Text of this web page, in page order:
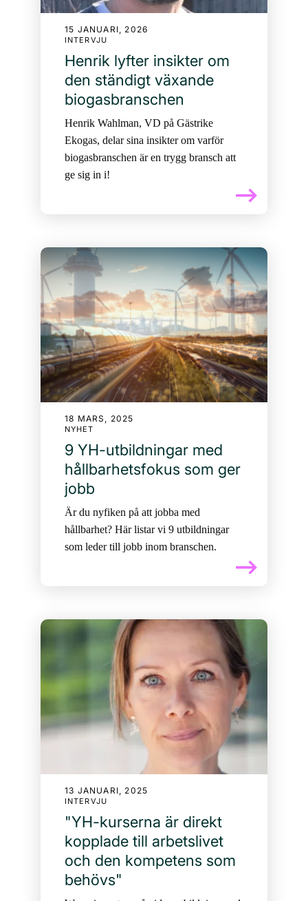
15 JANUARI, 2026
INTERVJU
Henrik lyfter insikter om
den ständigt växande
biogasbranschen
Henrik Wahlman, VD på Gästrike
Ekogas, delar sina insikter om varför
biogasbranschen är en trygg bransch att
ge sig in i!
18 MARS, 2025
NYHET
9 YH-utbildningar med
hållbarhetsfokus som ger
jobb
Är du nyfiken på att jobba med
hållbarhet? Här listar vi 9 utbildningar
som leder till jobb inom branschen.
13 JANUARI, 2025
INTERVJU
"YH-kurserna är direkt
kopplade till arbetslivet
och den kompetens som
behövs"